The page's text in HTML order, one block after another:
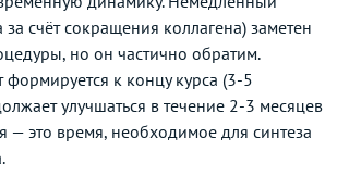
счёт сокращения коллагена) заметен
но он частично обратим.
формируется к концу курса (3-5
улучшаться в течение 2-3 месяцев
— это время, необходимое для синтеза